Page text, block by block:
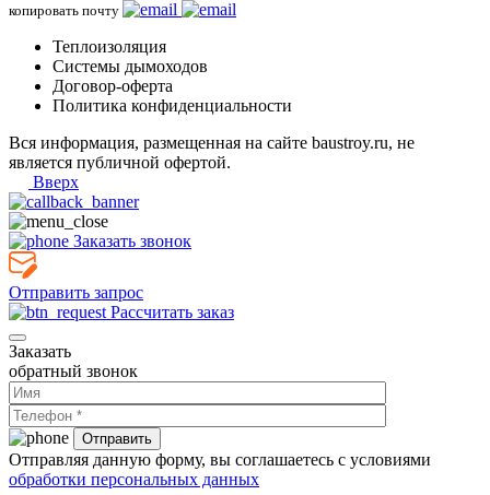
копировать почту
Теплоизоляция
Системы дымоходов
Договор-оферта
Политика конфиденциальности
Вся информация, размещенная на сайте baustroy.ru, не
является публичной офертой.
Вверх
Заказать звонок
Отправить запрос
Рассчитать заказ
Заказать
обратный звонок
Отправляя данную форму, вы соглашаетесь с условиями
обработки персональных данных